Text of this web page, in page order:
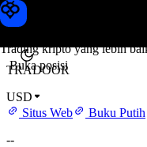
Trading kripto yang lebih
Buka posisi
Harga
TRADOOR
USD
Situs Web
Buku Putih
--